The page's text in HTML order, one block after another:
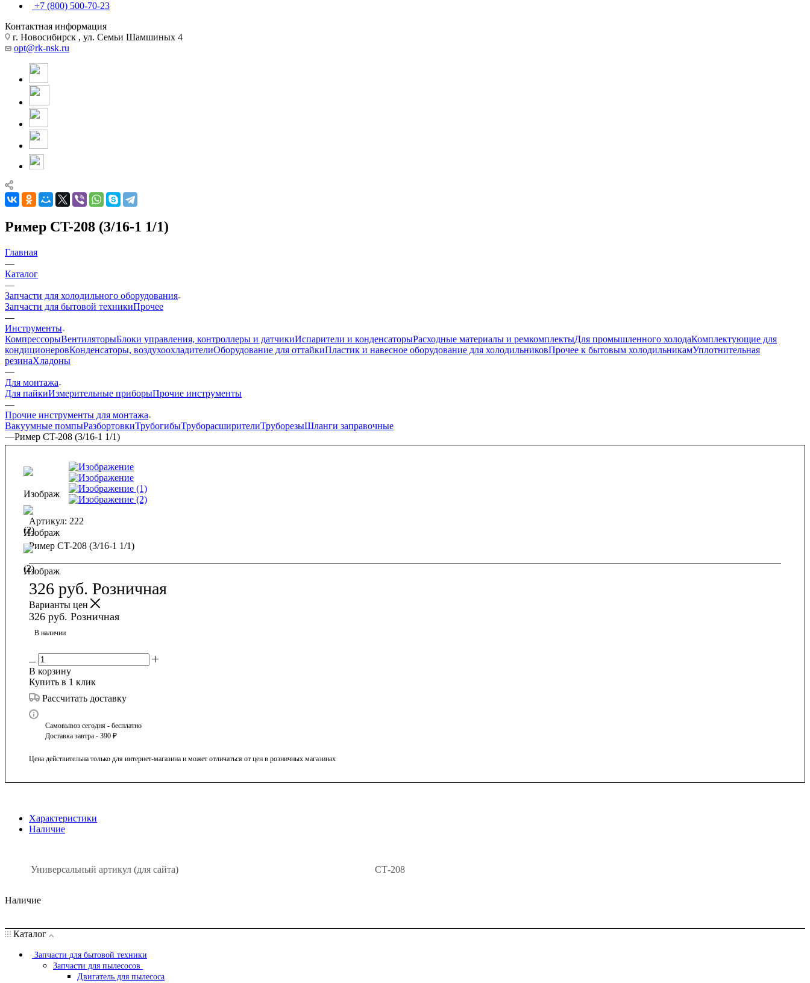
+7 (800) 500-70-23
Контактная информация
г. Новосибирск , ул. Семьи Шамшиных 4
opt@rk-nsk.ru
Ример CT-208 (3/16-1 1/1)
Главная
—
Каталог
—
Запчасти для холодильного оборудования
Запчасти для бытовой техникиПрочее
—
Инструменты
КомпрессорыВентиляторыБлоки управления, контроллеры и датчикиИспарители и конденсаторыРасходные материалы и ремкомплектыДля промышленного холодаКомплектующие для
кондиционеровКонденсаторы, воздухоохладителиОборудование для оттайкиПластик и навесное оборудование для холодильниковПрочее к бытовым холодильникамУплотнительная
резинаХладоны
—
Для монтажа
Для пайкиИзмерительные приборыПрочие инструменты
—
Прочие инструменты для монтажа
Вакуумные помпыРазбортовкиТрубогибыТруборасширителиТруборезыШланги заправочные
—Ример CT-208 (3/16-1 1/1)
Артикул: 222
Ример CT-208 (3/16-1 1/1)
326 руб. Розничная
Варианты цен
326 руб. Розничная
В наличии
В корзину
Купить в 1 клик
Рассчитать доставку
Самовывоз сегодня - бесплатно
Доставка завтра - 390 ₽
Цена действительна только для интернет-магазина и может отличаться от цен в розничных магазинах
Характеристики
Наличие
Универсальный артикул (для сайта) СТ-208
Наличие
Каталог
Запчасти для бытовой техники
Запчасти для пылесосов
Двигатель для пылесоса